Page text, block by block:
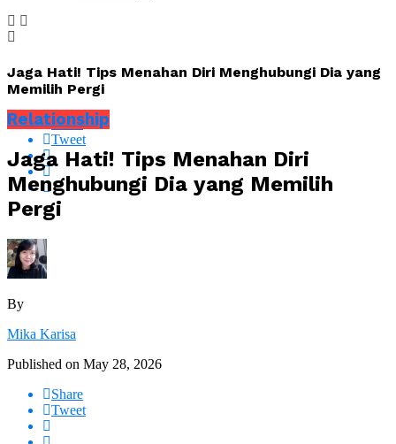
Jaga Hati! Tips Menahan Diri Menghubungi Dia yang
Memilih Pergi
Share
Tweet
Relationship
Jaga Hati! Tips Menahan Diri
Menghubungi Dia yang Memilih
Pergi
By
Mika Karisa
Published on May 28, 2026
Share
Tweet